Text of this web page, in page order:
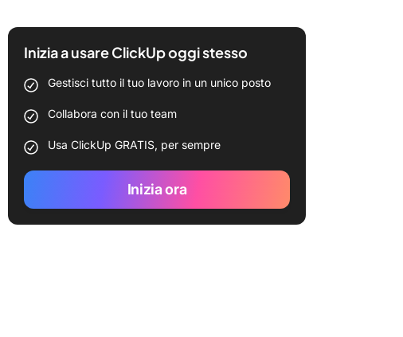
Inizia a usare ClickUp oggi stesso
Gestisci tutto il tuo lavoro in un unico posto
Collabora con il tuo team
Usa ClickUp GRATIS, per sempre
Inizia ora